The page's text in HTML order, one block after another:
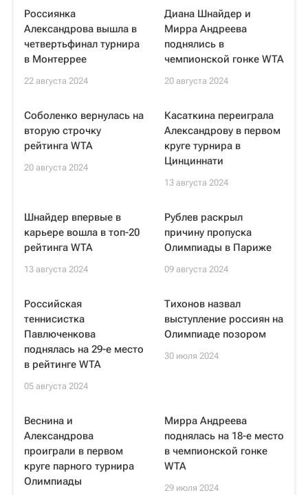
Россиянка
Александрова вышла в
четвертьфинал турнира
в Монтеррее
22 августа 2024
Диана Шнайдер и
Мирра Андреева
поднялись в
чемпионской гонке WTA
20 августа 2024
Соболенко вернулась на
вторую строчку
рейтинга WTA
20 августа 2024
Касаткина переиграла
Александрову в первом
круге турнира в
Цинциннати
13 августа 2024
Шнайдер впервые в
карьере вошла в топ-20
рейтинга WTA
13 августа 2024
Рублев раскрыл
причину пропуска
Олимпиады в Париже
09 августа 2024
Российская
теннисистка
Павлюченкова
поднялась на 29-е место
в рейтинге WTA
05 августа 2024
Тихонов назвал
выступление россиян на
Олимпиаде позором
30 июля 2024
Веснина и
Александрова
проиграли в первом
круге парного турнира
Олимпиады
Мирра Андреева
поднялась на 18-е место
в чемпионской гонке
WTA
29 июля 2024